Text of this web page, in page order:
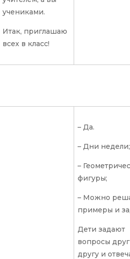
учениками.
Итак, приглашаю
всех в класс!
– Да.
– Дни недели;
–
фигуры;
– Можно
примеры и
Дети задают
вопросы друг
другу и